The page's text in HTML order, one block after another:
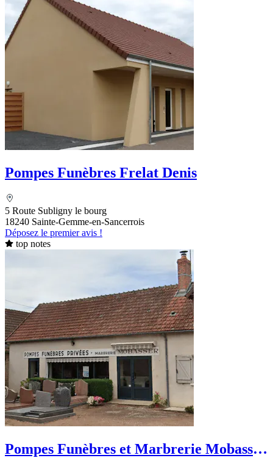
Pompes Funèbres Frelat Denis
5 Route Subligny le bourg
18240 Sainte-Gemme-en-Sancerrois
Déposez le premier avis !
top notes
Pompes Funèbres et Marbrerie Mobasser